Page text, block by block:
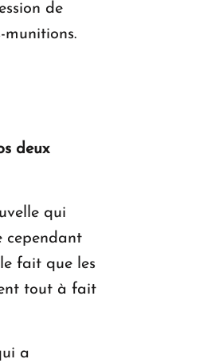
de
deux
qui
cependant
fait que les
tout à fait
a